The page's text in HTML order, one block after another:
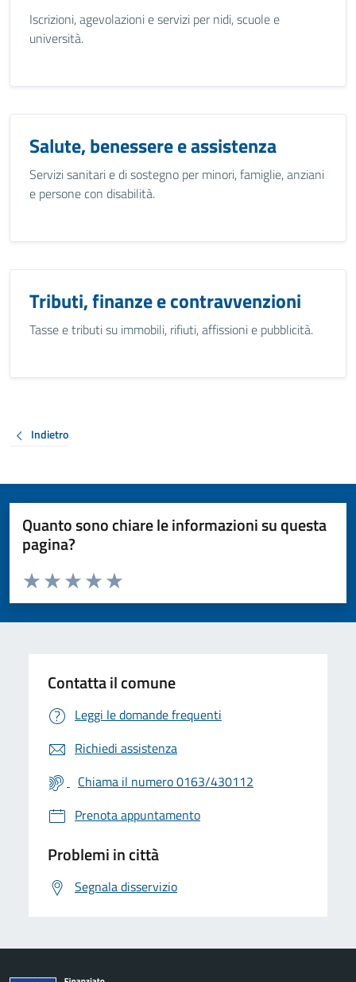
Iscrizioni, agevolazioni e servizi per nidi, scuole e
università.
Salute, benessere e assistenza
Servizi sanitari e di sostegno per minori, famiglie, anziani
e persone con disabilità.
Tributi, finanze e contravvenzioni
Tasse e tributi su immobili, rifiuti, affissioni e pubblicità.
Indietro
Quanto sono chiare le informazioni su questa
pagina?
Valuta da 1 a 5 stelle la pagina
Valuta 5 stelle su 5
Valuta 4 stelle su 5
Valuta 3 stelle su 5
Valuta 2 stelle su 5
Valuta 1 stelle su 5
Contatta il comune
Leggi le domande frequenti
Richiedi assistenza
Chiama il numero 0163/430112
Prenota appuntamento
Problemi in città
Segnala disservizio